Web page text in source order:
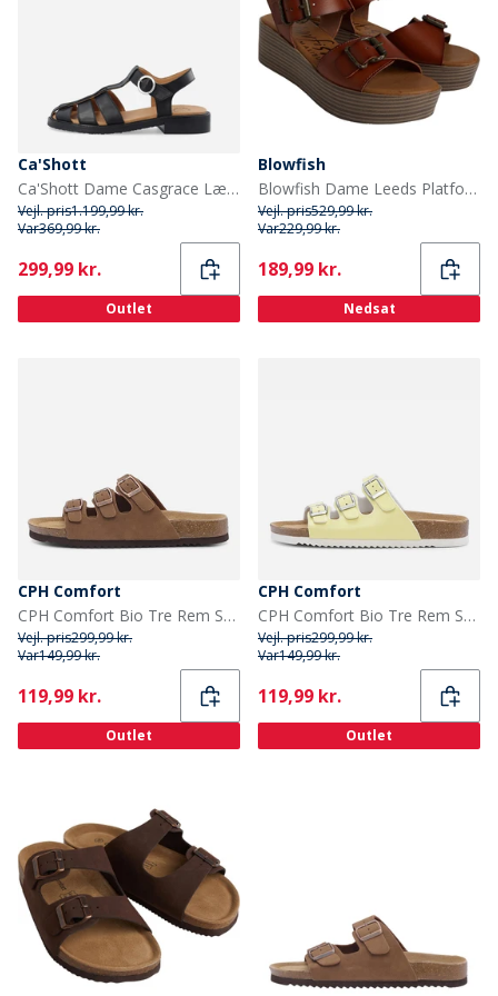
Ca'Shott
Ca'Shott Dame Casgrace Læder Fisker Sandaler Sort
Vejl. pris1.199,99 kr.
Var369,99 kr.
Current
299,99 kr.
Outlet
Blowfish
Blowfish Dame Leeds Platform Sandaler Brun
Vejl. pris529,99 kr.
Var229,99 kr.
Current
189,99 kr.
Nedsat
CPH Comfort
CPH Comfort Bio Tre Rem Sandaler Camel
Vejl. pris299,99 kr.
Var149,99 kr.
Current
119,99 kr.
Outlet
CPH Comfort
CPH Comfort Bio Tre Rem Sandaler Lemon
Vejl. pris299,99 kr.
Var149,99 kr.
Current
119,99 kr.
Outlet